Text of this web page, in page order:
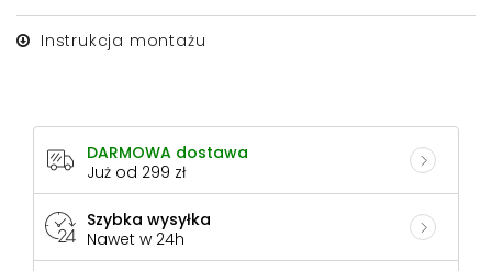
Instrukcja montażu
DARMOWA dostawa
Już od 299 zł
Szybka wysyłka
Nawet w 24h